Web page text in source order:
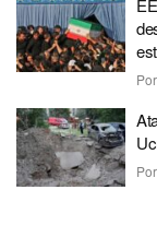
Por
Por